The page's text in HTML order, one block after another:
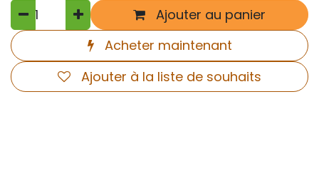
Ajouter au panier
Acheter maintenant
Ajouter à la liste de souhaits